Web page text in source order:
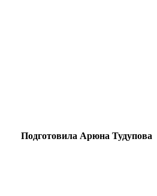
Подготовила Арюна Тудупова